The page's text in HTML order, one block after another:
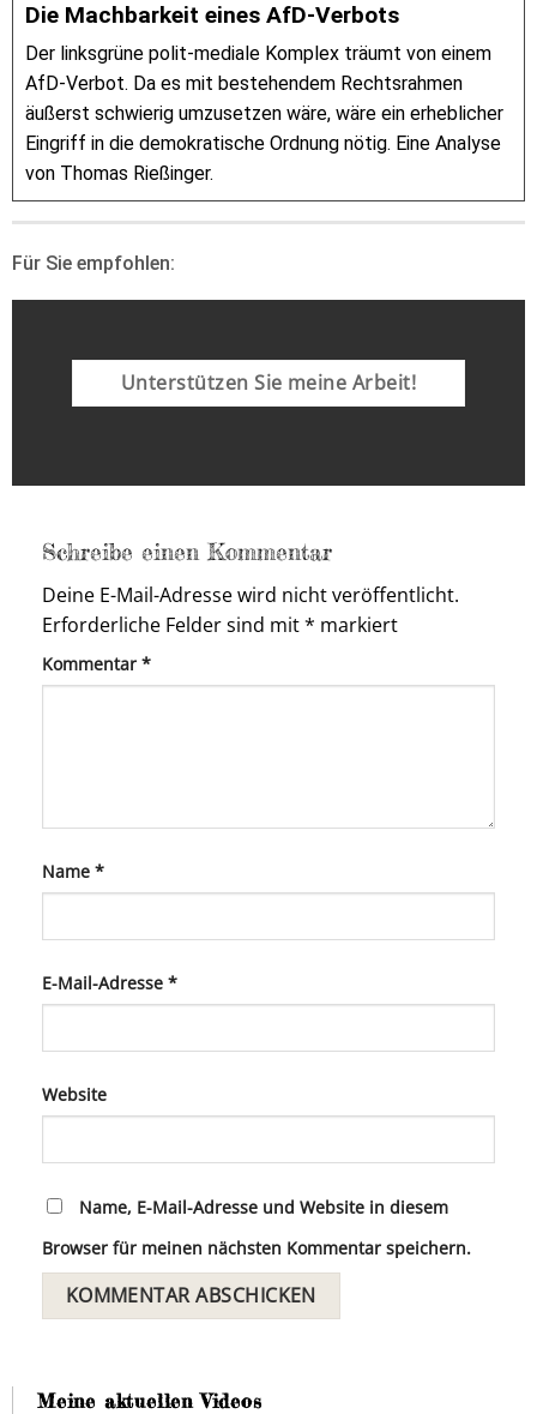
Die Machbarkeit eines AfD-Verbots
Der linksgrüne polit-mediale Komplex träumt von einem
AfD-Verbot. Da es mit bestehendem Rechtsrahmen
äußerst schwierig umzusetzen wäre, wäre ein erheblicher
Eingriff in die demokratische Ordnung nötig. Eine Analyse
von Thomas Rießinger.
Für Sie empfohlen:
Unterstützen Sie meine Arbeit!
Schreibe einen Kommentar
Deine E-Mail-Adresse wird nicht veröffentlicht.
Erforderliche Felder sind mit* markiert
Kommentar *
Name *
E-Mail-Adresse *
Website
Name, E-Mail-Adresse und Website in diesem
Browser für meinen nächsten Kommentar speichern.
Meine aktuellen Videos